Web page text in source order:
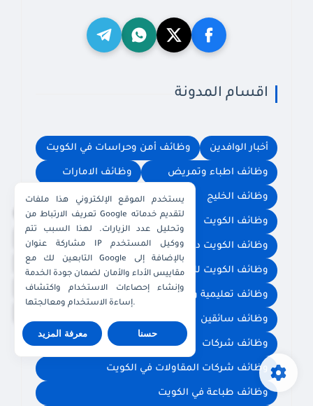
واتساب الكويت
واتساب قطر
واتساب عُمان
واتساب الإمارات
اقسام المدونة
أخبار الوافدين وظائف أمن وحراسات في الكويت
وظائف اطباء وتمريض وظائف الامارات
وظائف الخليج وظائف السعودية
وظائف الكويت وظائف الكويت اليوم
وظائف الكويت دوام جزئي
وظائف الكويت للإناث فقط
وظائف تعليمية وتدريس في الكويت
وظائف سائقين وظائف سكرتارية واستقبال
وظائف شركات وظائف شركات البترول
وظائف شركات المقاولات في الكويت
وظائف طباعة في الكويت
يستخدم الموقع الإلكتروني هذا ملفات
تعريف الارتباط من Google لتقديم خدماته
وتحليل عدد الزيارات. لهذا السبب تتم
مشاركة عنوان IP ووكيل المستخدم
التابعين لك مع Google بالإضافة إلى
مقاييس الأداء والأمان لضمان جودة الخدمة
وإنشاء إحصاءات الاستخدام واكتشاف
إساءة الاستخدام ومعالجتها.
معرفة المزيد حسنا